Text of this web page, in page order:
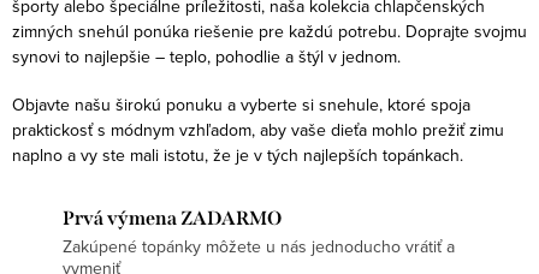
športy alebo špeciálne príležitosti, naša kolekcia chlapčenských
zimných snehúl ponúka riešenie pre každú potrebu. Doprajte svojmu
synovi to najlepšie – teplo, pohodlie a štýl v jednom.
Objavte našu širokú ponuku a vyberte si snehule, ktoré spoja
praktickosť s módnym vzhľadom, aby vaše dieťa mohlo prežiť zimu
naplno a vy ste mali istotu, že je v tých najlepších topánkach.
Prvá výmena ZADARMO
Zakúpené topánky môžete u nás jednoducho vrátiť a
vymeniť